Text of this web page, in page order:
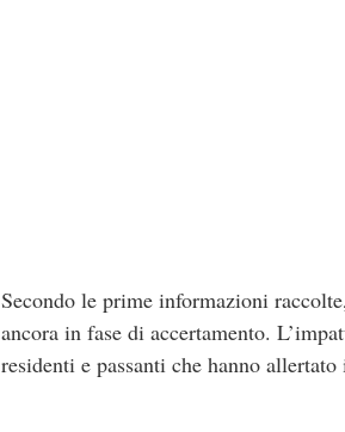
Secondo le prime informazioni
ancora in fase di accertamento.
residenti e passanti che hanno